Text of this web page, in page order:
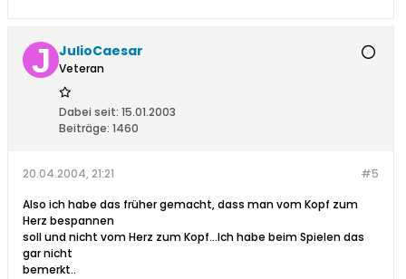
JulioCaesar
Veteran
Dabei seit: 15.01.2003
Beiträge: 1460
#5
20.04.2004, 21:21
Also ich habe das früher gemacht, dass man vom Kopf zum
Herz bespannen
soll und nicht vom Herz zum Kopf...Ich habe beim Spielen das
gar nicht
bemerkt..